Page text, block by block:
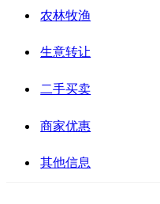
农林牧渔
生意转让
二手买卖
商家优惠
其他信息